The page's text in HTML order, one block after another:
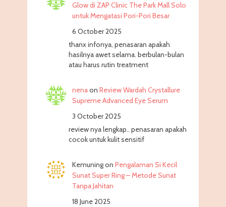
Glow di ZAP Clinic The Park Mall Solo
untuk Mengatasi Pori-Pori Besar
6 October 2025
thanx infonya, penasaran apakah
hasilnya awet selama. berbulan-bulan
atau harus rutin treatment
nenaon Review Wardah Crystallure
Supreme Advanced Eye Serum
3 October 2025
review nya lengkap.. penasaran apakah
cocok untuk kulit sensitif
Kemuningon Pengalaman Si Kecil
Sunat Super Ring – Metode Sunat
Tanpa Jahitan
18 June 2025